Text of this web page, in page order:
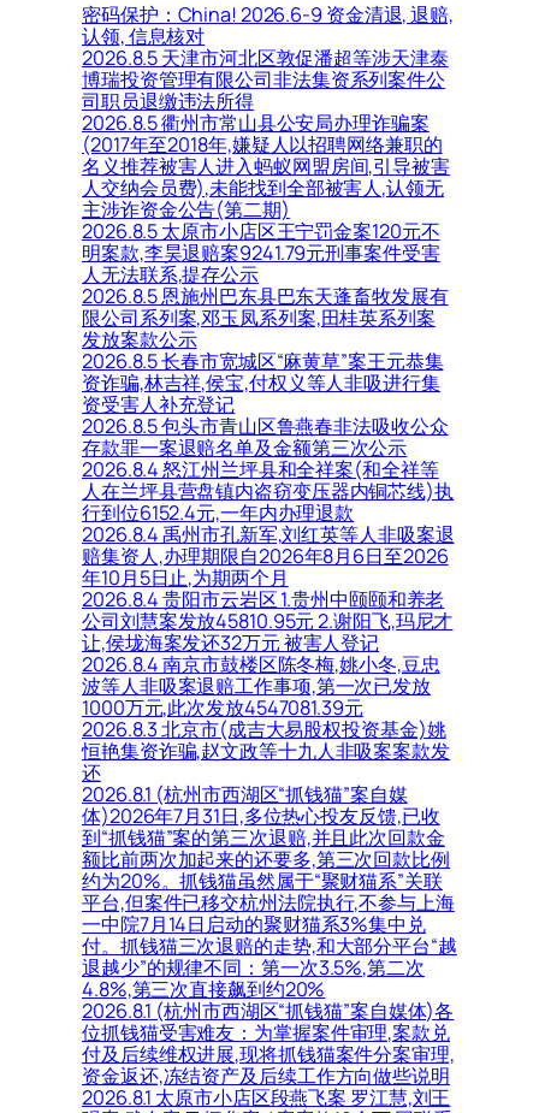
密码保护：China! 2026.6-9 资金清退, 退赔,
认领, 信息核对
2026.8.5 天津市河北区敦促潘超等涉天津泰
博瑞投资管理有限公司非法集资系列案件公
司职员退缴违法所得
2026.8.5 衢州市常山县公安局办理诈骗案
(2017年至2018年,嫌疑人以招聘网络兼职的
名义推荐被害人进入蚂蚁网盟房间,引导被害
人交纳会员费),未能找到全部被害人,认领无
主涉诈资金公告(第二期)
2026.8.5 太原市小店区王宁罚金案120元不
明案款,李昊退赔案9241.79元刑事案件受害
人无法联系,提存公示
2026.8.5 恩施州巴东县巴东天蓬畜牧发展有
限公司系列案,邓玉凤系列案,田桂英系列案
发放案款公示
2026.8.5 长春市宽城区“麻黄草”案王元恭集
资诈骗,林吉祥,侯宝,付权义等人非吸进行集
资受害人补充登记
2026.8.5 包头市青山区鲁燕春非法吸收公众
存款罪一案退赔名单及金额第三次公示
2026.8.4 怒江州兰坪县和全祥案(和全祥等
人在兰坪县营盘镇内盗窃变压器内铜芯线)执
行到位6152.4元,一年内办理退款
2026.8.4 禹州市孔新军,刘红英等人非吸案退
赔集资人,办理期限自2026年8月6日至2026
年10月5日止,为期两个月
2026.8.4 贵阳市云岩区 1.贵州中颐颐和养老
公司刘慧案发放45810.95元 2.谢阳飞,玛尼才
让,侯垅海案发还32万元 被害人登记
2026.8.4 南京市鼓楼区陈冬梅,姚小冬,豆忠
波等人非吸案退赔工作事项,第一次已发放
1000万元,此次发放4547081.39元
2026.8.3 北京市(成吉大易股权投资基金)姚
恒艳集资诈骗,赵文政等十九人非吸案案款发
还
2026.8.1 (杭州市西湖区“抓钱猫”案自媒
体)2026年7月31日,多位热心投友反馈,已收
到“抓钱猫”案的第三次退赔,并且此次回款金
额比前两次加起来的还要多,第三次回款比例
约为20%。抓钱猫虽然属于“聚财猫系”关联
平台,但案件已移交杭州法院执行,不参与上海
一中院7月14日启动的聚财猫系3%集中兑
付。抓钱猫三次退赔的走势,和大部分平台“越
退越少”的规律不同：第一次3.5%,第二次
4.8%,第三次直接飙到约20%
2026.8.1 (杭州市西湖区“抓钱猫”案自媒体)各
位抓钱猫受害难友：为掌握案件审理,案款兑
付及后续维权进展,现将抓钱猫案件分案审理,
资金返还,冻结资产及后续工作方向做些说明
2026.8.1 太原市小店区段燕飞案 罗江慧,刘王